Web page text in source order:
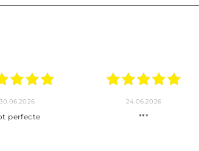
perfecte
24.06.2026
***